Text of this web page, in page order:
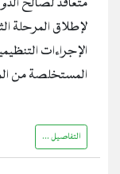
لإطلاق المرحلة
الإجراءات
المستخلصة من
التفاصيل ...